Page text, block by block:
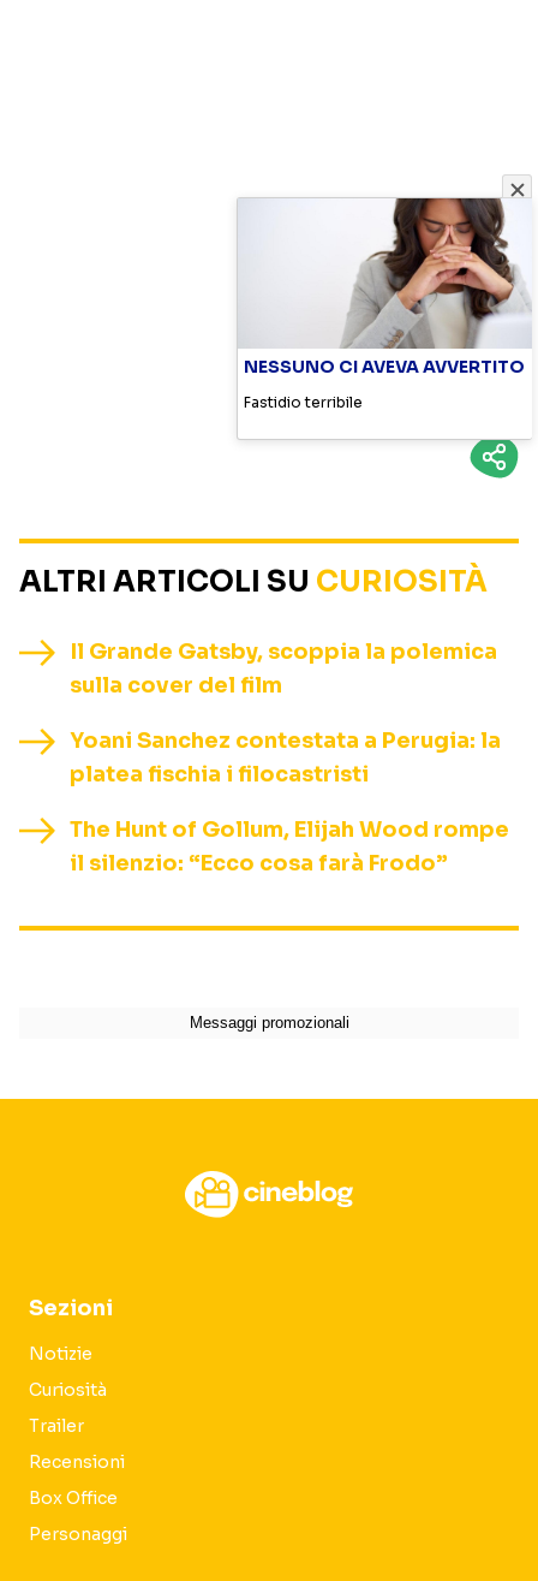
ALTRI ARTICOLI SU CURIOSITÀ
Il Grande Gatsby, scoppia la polemica
sulla cover del film
Yoani Sanchez contestata a Perugia: la
platea fischia i filocastristi
The Hunt of Gollum, Elijah Wood rompe
il silenzio: “Ecco cosa farà Frodo”
Sezioni
Notizie
Curiosità
Trailer
Recensioni
Box Office
Personaggi
NESSUNO CI AVEVA AVVERTITO
Fastidio terribile